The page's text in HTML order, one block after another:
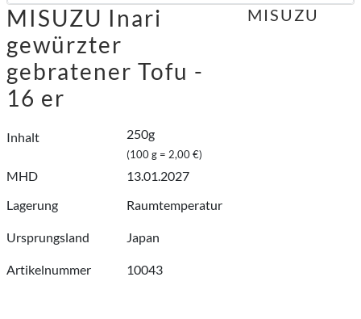
MISUZU Inari
gewürzter
gebratener Tofu -
16 er
Inhalt 250g
(100 g = 2,00 €)
MHD
13.01.2027
Lagerung
Raumtemperatur
Ursprungsland Japan
Artikelnummer 10043
MISUZU